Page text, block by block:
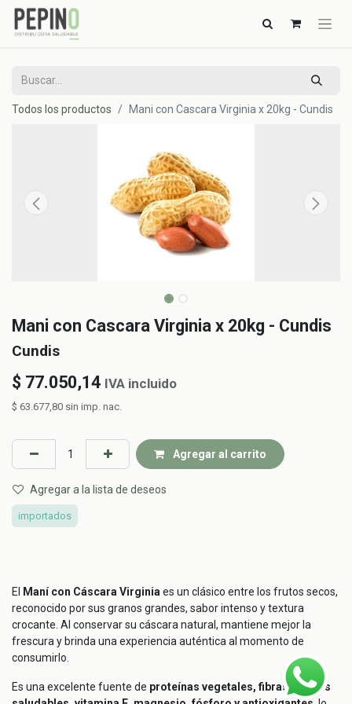
Todos los productos Mani con Cascara Virginia x 20kg - Cundis
Mani con Cascara Virginia x 20kg - Cundis
Cundis
$ 77.050,14 IVA incluido
$ 63.677,80 sin imp. nac.
Agregar al carrito
Agregar a la lista de deseos
importados
El Maní con Cáscara Virginia es un clásico entre los frutos secos,
reconocido por sus granos grandes, sabor intenso y textura
crocante. Al conservar su cáscara natural, mantiene mejor la
frescura y brinda una experiencia auténtica al momento de
consumirlo.
Es una excelente fuente de proteínas vegetales, fibras, grasas